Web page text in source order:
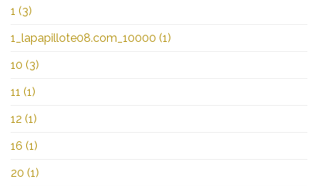
1 (3)
1_lapapillote08.com_10000 (1)
10 (3)
11 (1)
12 (1)
16 (1)
20 (1)